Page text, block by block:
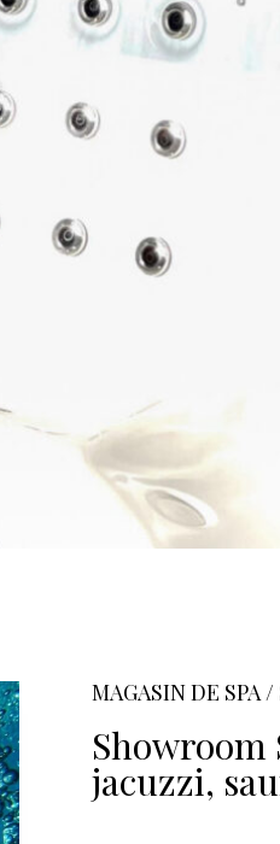
MAGASIN DE SPA
Showroom
jacuzzi,